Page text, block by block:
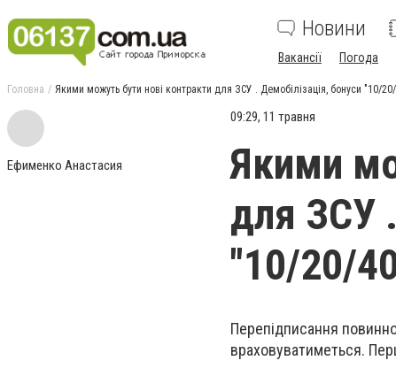
Новини
Вакансії Погода
Головна Якими можуть бути нові контракти для ЗСУ . Демобілізація, бонуси "10/
Ефименко Анастасия
09:29, 11 травня
Якими
для ЗСУ
"10/20/
Перепідписання
враховуватиметься.